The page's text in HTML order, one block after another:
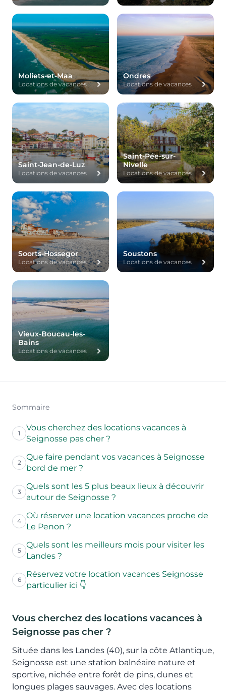
Moliets-et-Maa
Locations de vacances
Ondres
Locations de vacances
Saint-Jean-de-Luz
Locations de vacances
Saint-Pée-sur-
Nivelle
Locations de vacances
Soorts-Hossegor
Locations de vacances
Soustons
Locations de vacances
Vieux-Boucau-les-
Bains
Locations de vacances
Sommaire
1
Vous cherchez des locations vacances à
Seignosse pas cher ?
2
Que faire pendant vos vacances à Seignosse
bord de mer ?
3
Quels sont les 5 plus beaux lieux à découvrir
autour de Seignosse ?
4
Où réserver une location vacances proche de
Le Penon ?
5
Quels sont les meilleurs mois pour visiter les
Landes ?
6
Réservez votre location vacances Seignosse
particulier ici 👇
Vous cherchez des locations vacances à
Seignosse pas cher ?
Située dans les Landes (40), sur la côte Atlantique,
Seignosse est une station balnéaire nature et
sportive, nichée entre forêt de pins, dunes et
longues plages sauvages. Avec des locations